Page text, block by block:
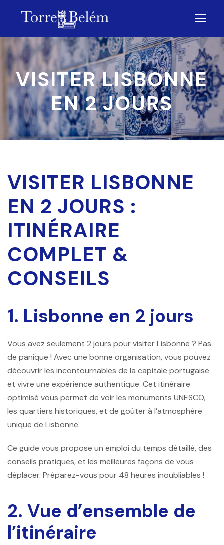
VISITER LISBONNE
EN 2 JOURS
VISITER LISBONNE
EN 2 JOURS :
ITINÉRAIRE
COMPLET &
CONSEILS
1. Lisbonne en 2 jours
Vous avez seulement 2 jours pour visiter Lisbonne ? Pas
de panique ! Avec une bonne organisation, vous pouvez
découvrir les incontournables de la capitale portugaise
et vivre une expérience authentique. Cet itinéraire
optimisé vous permet de voir les monuments UNESCO,
les quartiers historiques, et de goûter à l’atmosphère
unique de Lisbonne.
Ce guide vous propose un emploi du temps détaillé, des
conseils pratiques, et les meilleures façons de vous
déplacer. Préparez-vous pour 48 heures inoubliables !
2. Vue d’ensemble de
l’itinéraire